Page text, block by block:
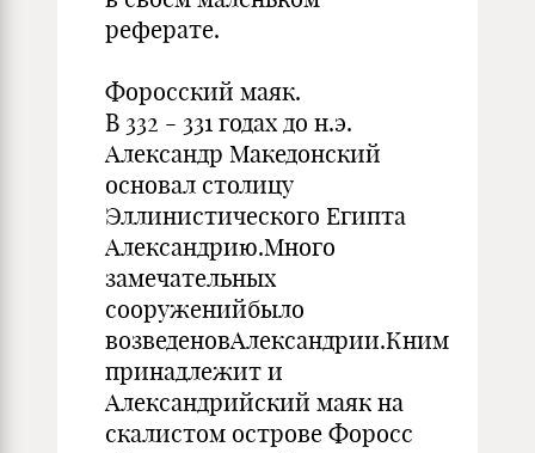
реферате.
Форосский маяк.
В 332 - 331 годах до н.э.
Александр Македонский
основал столицу
Эллинистического Египта
Александрию.Много
замечательных
сооруженийбыло
возведеновАлександрии.Кним
принадлежит и
Александрийский маяк на
скалистом острове Форосс